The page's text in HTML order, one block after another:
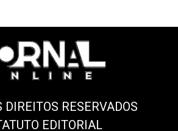
DIREITOS RESERVADOS
EDITORIAL